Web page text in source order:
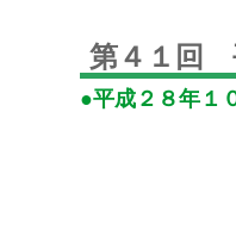
第４１回
●平成２８年１